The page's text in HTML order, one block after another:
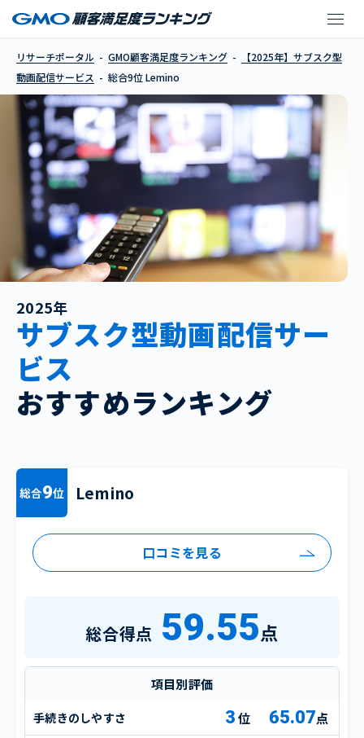
リサーチポータル GMO顧客満足度ランキング
【2025年】サブスク型
動画配信サービス
総合9位 Lemino
2025年
サブスク型動画配信サー
ビス
おすすめランキング
総合9位 Lemino
口コミを見る
総合得点 59.55点
項目別評価
手続きのしやすさ 3 65.07点